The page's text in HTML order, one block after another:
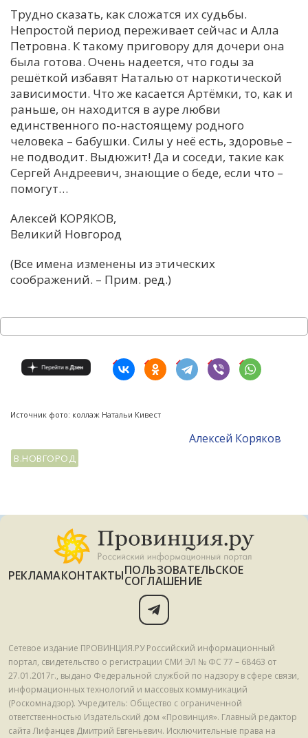
Трудно сказать, как сложатся их судьбы.
Непростой период переживает сейчас и Алла
Петровна. К такому приговору для дочери она
была готова. Очень надеется, что годы за
решёткой избавят Наталью от наркотической
зависимости. Что же касается Артёмки, то, как и
раньше, он находится в ауре любви
единственного по-настоящему родного
человека – бабушки. Силы у неё есть, здоровье –
не подводит. Выдюжит! Да и соседи, такие как
Сергей Андреевич, знающие о беде, если что –
помогут…
Алексей КОРЯКОВ,
Великий Новгород
(Все имена изменены из этических
соображений. – Прим. ред.)
Источник фото: коллаж Натальи Кивест
Алексей Коряков
В.НОВГОРОД
РЕКЛАМАКОНТАКТЫПОЛЬЗОВАТЕЛЬСКОЕ
СОГЛАШЕНИЕ
Сетевое издание ПРОВИНЦИЯ.РУ Российский информационный
портал, свидетельство о регистрации СМИ ЭЛ № ФС 77 – 68463 от
27.01.2017г., выдано Федеральной службой по надзору в сфере связи,
информационных технологий и массовых коммуникаций
(Роскомнадзор). Учредитель: Общество с ограниченной
ответственностью Издательский дом «Провинция». Главный редактор
сайта Лифанцев Дмитрий Евгеньевич. Исключительные права на